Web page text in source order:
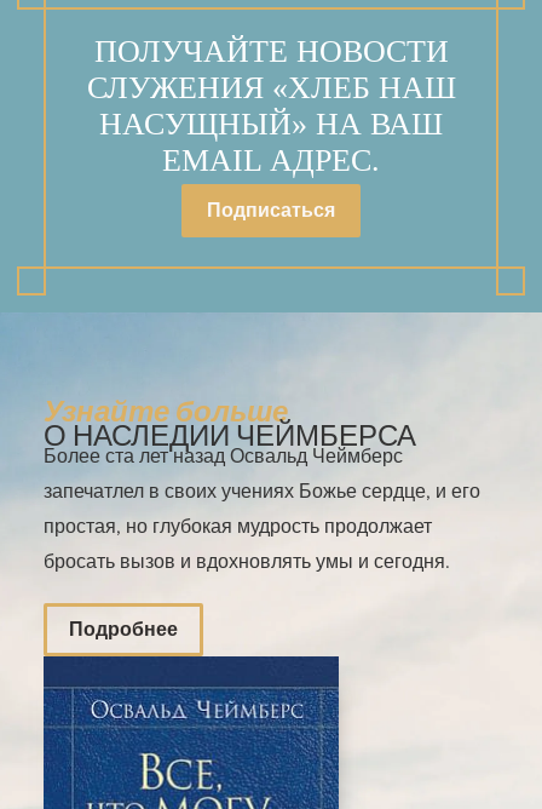
ПОЛУЧАЙТЕ НОВОСТИ
СЛУЖЕНИЯ «ХЛЕБ НАШ
НАСУЩНЫЙ» НА ВАШ
EMAIL АДРЕС.
Подписаться
Узнайте больше
О НАСЛЕДИИ ЧЕЙМБЕРСА
Более ста лет назад Освальд Чеймберс
запечатлел в своих учениях Божье сердце, и его
простая, но глубокая мудрость продолжает
бросать вызов и вдохновлять умы и сегодня.
Подробнее